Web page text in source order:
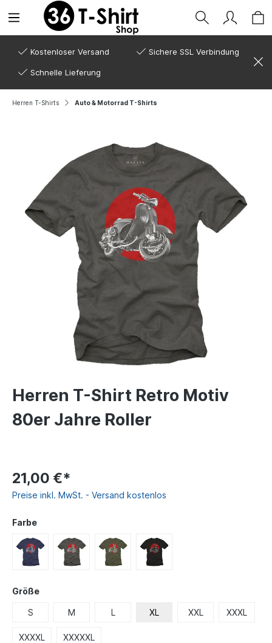
Kostenloser Versand Sichere SSL Verbindung
Schnelle Lieferung
Herren T-Shirts Auto & Motorrad T-Shirts
Herren T-Shirt Retro Motiv
80er Jahre Roller
21,00 €*
Preise inkl. MwSt. - Versand kostenlos
Farbe
Größe
S M L XL XXL XXXL
XXXXL XXXXXL